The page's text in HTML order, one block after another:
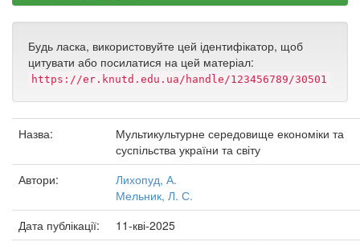
Будь ласка, використовуйте цей ідентифікатор, щоб
цитувати або посилатися на цей матеріал:
https://er.knutd.edu.ua/handle/123456789/30501
Назва:
Мультикультурне середовище економіки та
суспільства україни та світу
Автори:
Лихопуд, А.
Мельник, Л. С.
Дата публікації:
11-кві-2025